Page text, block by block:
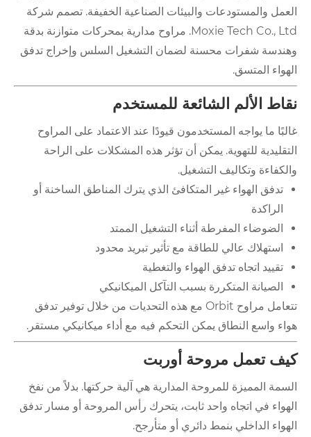
العمل والمستودعات والبيئات الصناعية الخفيفة. تصمم شركة
Moxie Tech Co., Ltd. مراوح مدارية بمحركات متوازنة بدقة
وهندسة شفرات محسنة لضمان التشغيل السلس وإخراج تدفق
الهواء المتسق.
نقاط الألم الشائعة للمستخدم
غالبًا ما يواجه المستخدمون قيودًا عند الاعتماد على المراوح
التقليدية للتهوية. يمكن أن تؤثر هذه المشكلات على الراحة
والكفاءة وتكاليف التشغيل.
تدفق الهواء غير المتكافئ الذي يترك المناطق الساخنة أو
الراكدة
الضوضاء المفرطة أثناء التشغيل الممتد
استهلاك عالي للطاقة مع تأثير تبريد محدود
تقييد اتجاه تدفق الهواء والتغطية
الصيانة المتكررة بسبب التآكل الميكانيكي
تتعامل مراوح Orbit مع هذه التحديات من خلال توفير تدفق
هواء واسع النطاق يمكن التحكم فيه مع أداء ميكانيكي مستقر.
كيف تعمل مروحة أوربت
السمة المميزة للمروحة المدارية هي آلية حركتها. بدلاً من نفخ
الهواء في اتجاه واحد ثابت، يتحرك رأس المروحة أو مسار تدفق
الهواء الداخلي بنمط دائري أو متأرجح.